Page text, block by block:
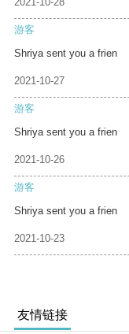
游客
Shriya sent you a frien
2021-10-27
游客
Shriya sent you a frien
2021-10-26
游客
Shriya sent you a frien
2021-10-23
友情链接